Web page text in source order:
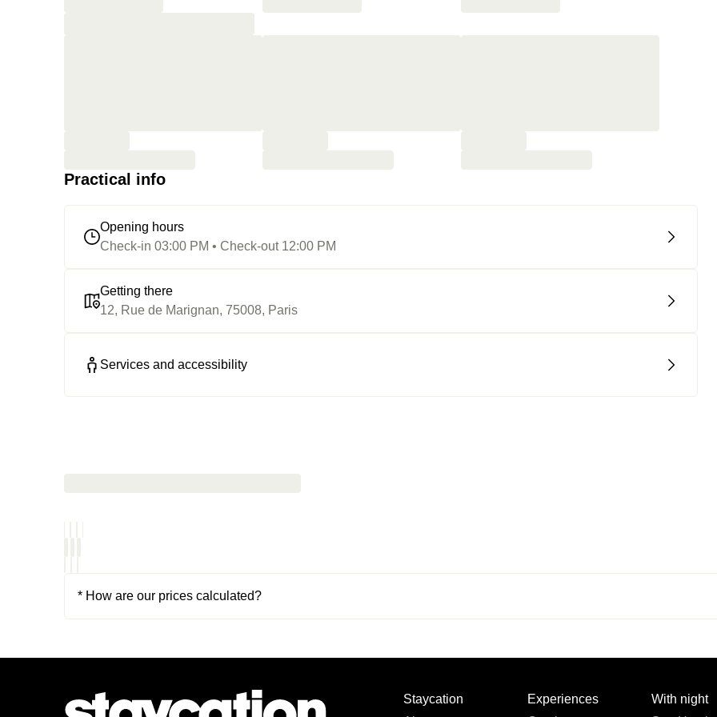
Practical info
Opening hours
Check-in 03:00 PM • Check-out 12:00 PM
Getting there
12, Rue de Marignan, 75008, Paris
Services and accessibility
* How are our prices calculated?
Staycation
Experiences
With night